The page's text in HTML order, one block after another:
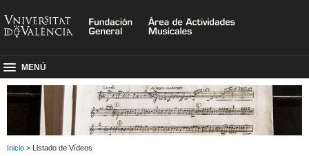
MENÚ
Inicio > Listado de Vídeos